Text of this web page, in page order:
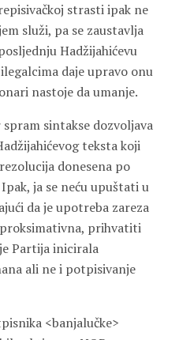
strasti ipak ne
služi, pa se zaustavlja
Hadžijahićevu
daje upravo onu
nastoje da umanje.
sintakse dozvoljava
teksta koji
donesena po
ja se neću upuštati u
da je upotreba zareza
prihvatiti
Partija inicirala
ali ne i potpisivanje
<banjalučke>